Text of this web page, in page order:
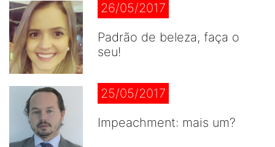
26/05/2017
Padrão de beleza, faça o
seu!
25/05/2017
Impeachment: mais um?